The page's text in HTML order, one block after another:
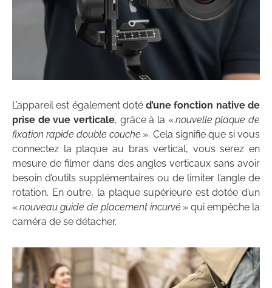
L’appareil est également dotéd’une fonction native de
prise de vue verticale, grâce à la «nouvelle plaque de
fixation rapide double couche ». Cela signifie que si vous
connectez la plaque au bras vertical, vous serez en
mesure de filmer dans des angles verticaux sans avoir
besoin d’outils supplémentaires ou de limiter l’angle de
rotation. En outre, la plaque supérieure est dotée d’un
«nouveau guide de placement incurvé » qui empêche la
caméra de se détacher.